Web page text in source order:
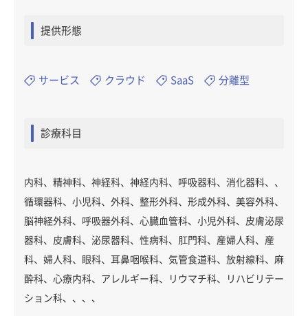
提供形態
サービス クラウド SaaS 分離型
診療科目
内科、精神科、神経科、神経内科、呼吸器科、消化器科、、
循環器科、小児科、外科、整形外科、形成外科、美容外科、
脳神経外科、呼吸器外科、心臓血管科、小児外科、皮膚泌尿
器科、皮膚科、泌尿器科、性病科、肛門科、産婦人科、産
科、婦人科、眼科、耳鼻咽喉科、気管食道科、放射線科、麻
酔科、心療内科、アレルギー科、リウマチ科、リハビリテー
ション科、、、、